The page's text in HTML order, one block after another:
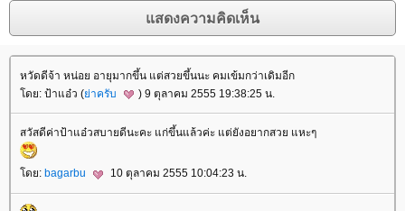
หวัดดีจ้า หน่อย อายุมากขึ้น แต่สวยขึ้นนะ คมเข้มกว่าเดิมอีก
ดย: ป้าแอ๋ว (่าครับ ) 9 ตุลาคม 2555 19:38:25 น.
สวัสดีค่าป้าแอ๋วสบายดีนะคะ แก่ขึ้นแล้วค่ะ แต่ยังอยากสวย แหะๆ
ดย: bagarbu 10 ตุลาคม 2555 10:04:23 น.